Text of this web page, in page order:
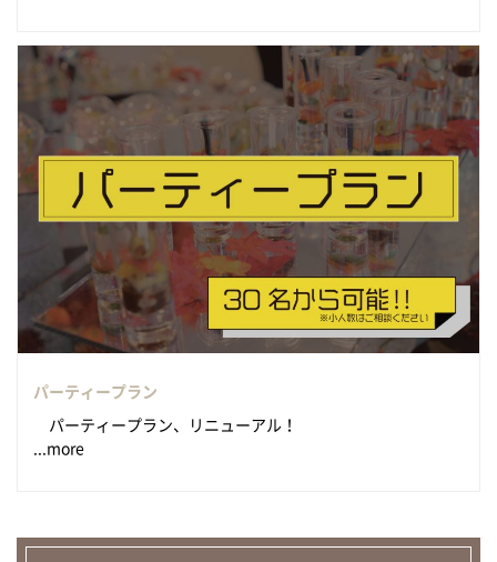
パーティープラン
パーティープラン、リニューアル！
...more